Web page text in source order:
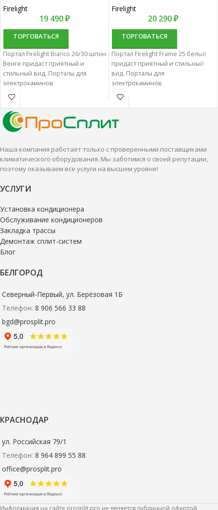
Firelight
19 490₽
ТОРГОВАТЬСЯ
Портал Firelight Bianco 26/30 шпон
Венге придаст приятный и
стильный вид. Порталы для
электрокаминов
характеризуются отменным
качеством и надежностью.
Firelight
20 290₽
ТОРГОВАТЬСЯ
Портал Firelight Frame 25 белый
придаст приятный и стильный
вид. Порталы для
электрокаминов
характеризуются отменным
качеством и надежностью.
Наша компания работает только с проверенными поставщиками
климатического оборудования. Мы заботимся о своей репутации,
поэтому оказываем все услуги на высшем уровне!
УСЛУГИ
Установка кондиционера
Обслуживание кондиционеров
Закладка трассы
Демонтаж сплит-систем
Блог
БЕЛГОРОД
Северный-Первый, ул. Берёзовая 1Б
Телефон: 8 906 566 33 88
bgd@prosplit.pro
КРАСНОДАР
ул. Российская 79/1
Телефон: 8 964 899 55 88
office@prosplit.pro
Информация на сайте prosplit.pro не является публичной офертой.